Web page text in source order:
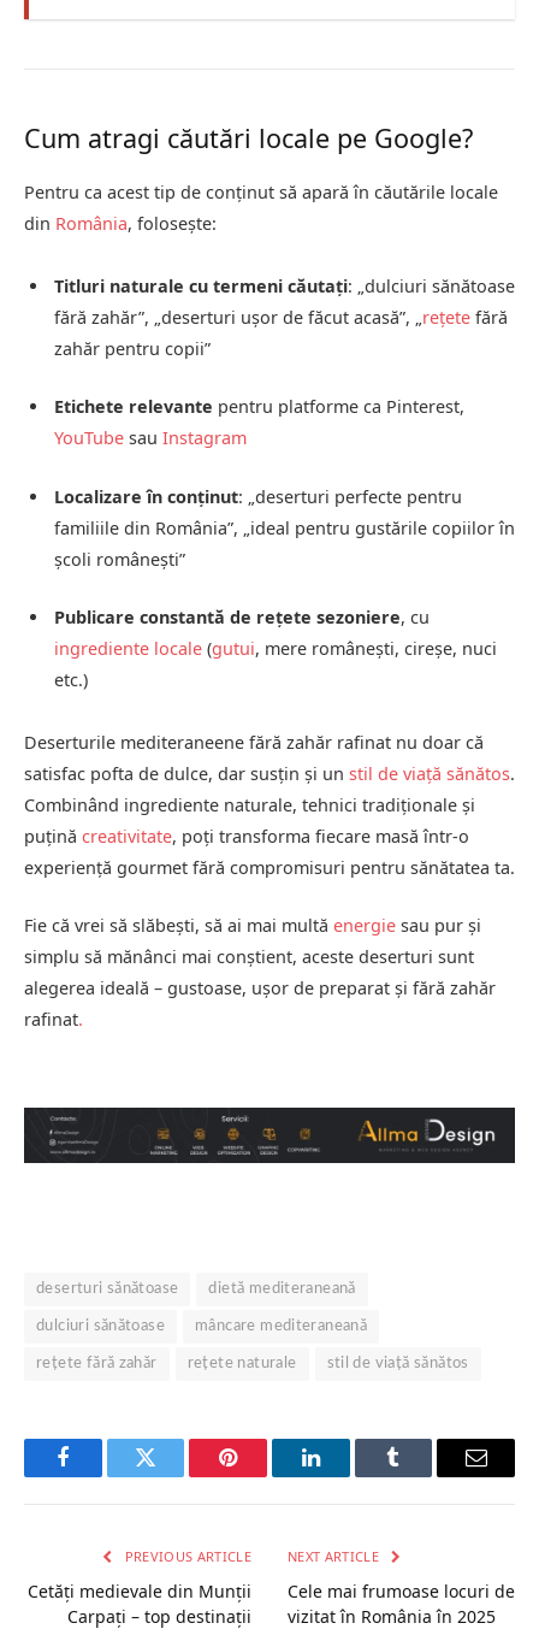
Cum atragi căutări locale pe Google?
Pentru ca acest tip de conținut să apară în căutările locale
din România, folosește:
Titluri naturale cu termeni căutați: „dulciuri sănătoase
fără zahăr”, „deserturi ușor de făcut acasă”, „rețete fără
zahăr pentru copii”
Etichete relevante pentru platforme ca Pinterest,
YouTube sau Instagram
Localizare în conținut: „deserturi perfecte pentru
familiile din România”, „ideal pentru gustările copiilor în
școli românești”
Publicare constantă de rețete sezoniere, cu
ingrediente locale (gutui, mere românești, cireșe, nuci
etc.)
Deserturile mediteraneene fără zahăr rafinat nu doar că
satisfac pofta de dulce, dar susțin și un stil de viață sănătos.
Combinând ingrediente naturale, tehnici tradiționale și
puțină creativitate, poți transforma fiecare masă într-o
experiență gourmet fără compromisuri pentru sănătatea ta.
Fie că vrei să slăbești, să ai mai multă energie sau pur și
simplu să mănânci mai conștient, aceste deserturi sunt
alegerea ideală – gustoase, ușor de preparat și fără zahăr
rafinat.
deserturi sănătoase dietă mediteraneană
dulciuri sănătoase mâncare mediteraneană
rețete fără zahăr rețete naturale stil de viață sănătos
FacebookTwitter Pinterest LinkedInTumblr Email
PREVIOUS ARTICLE
Cetăți medievale din Munții
Carpați – top destinații
NEXT ARTICLE
Cele mai frumoase locuri de
vizitat în România în 2025